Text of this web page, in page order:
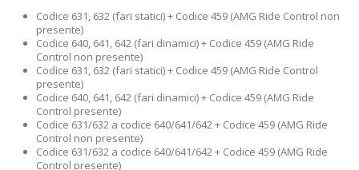
Codice 631, 632 (fari statici) + Codice 459 (AMG Ride Control non
presente)
Codice 640, 641, 642 (fari dinamici) + Codice 459 (AMG Ride
Control non presente)
Codice 631, 632 (fari statici) + Codice 459 (AMG Ride Control
presente)
Codice 640, 641, 642 (fari dinamici) + Codice 459 (AMG Ride
Control presente)
Codice 631/632 a codice 640/641/642 + Codice 459 (AMG Ride
Control non presente)
Codice 631/632 a codice 640/641/642 + Codice 459 (AMG Ride
Control presente)